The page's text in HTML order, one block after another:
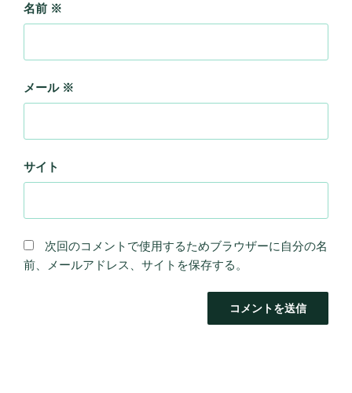
名前 ※
メール ※
サイト
次回のコメントで使用するためブラウザーに自分の名
前、メールアドレス、サイトを保存する。